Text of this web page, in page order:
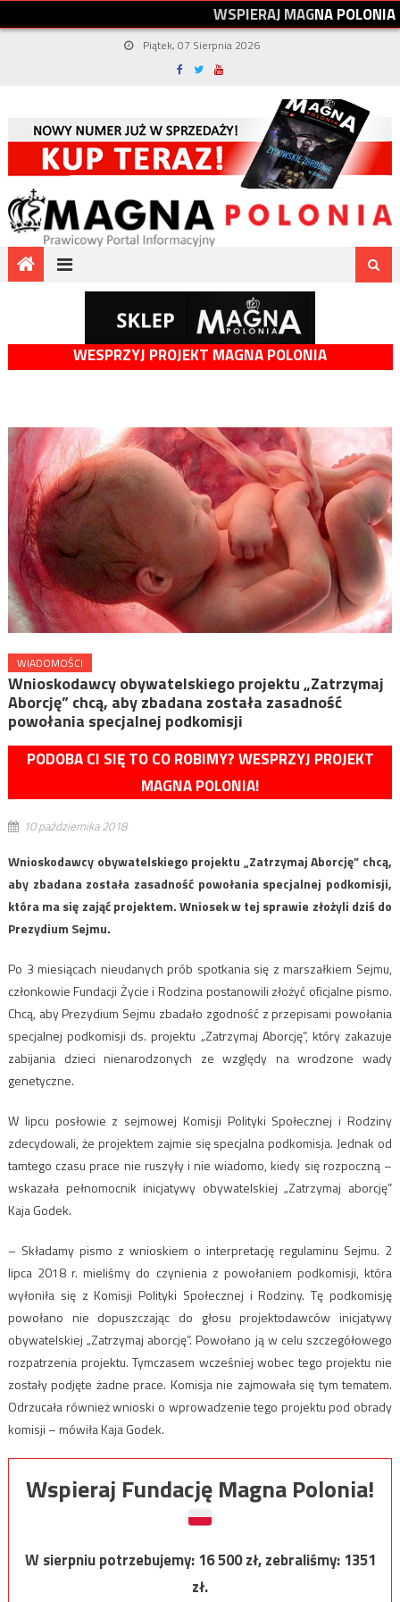
WSPIERAJMAGNAPOLONIA
Piątek, 07 Sierpnia 2026
WESPRZYJ PROJEKT MAGNA POLONIA
WIADOMOŚCI
Wnioskodawcy obywatelskiego projektu „Zatrzymaj
Aborcję” chcą, aby zbadana została zasadność
powołania specjalnej podkomisji
PODOBA CI SIĘ TO CO ROBIMY? WESPRZYJ PROJEKT
MAGNA POLONIA!
10 października 2018
Wnioskodawcy obywatelskiego projektu „Zatrzymaj Aborcję” chcą,
aby zbadana została zasadność powołania specjalnej podkomisji,
która ma się zająć projektem. Wniosek w tej sprawie złożyli dziś do
Prezydium Sejmu.
Po 3 miesiącach nieudanych prób spotkania się z marszałkiem Sejmu,
członkowie Fundacji Życie i Rodzina postanowili złożyć oficjalne pismo.
Chcą, aby Prezydium Sejmu zbadało zgodność z przepisami powołania
specjalnej podkomisji ds. projektu „Zatrzymaj Aborcję”, który zakazuje
zabijania dzieci nienarodzonych ze względy na wrodzone wady
genetyczne.
W lipcu posłowie z sejmowej Komisji Polityki Społecznej i Rodziny
zdecydowali, że projektem zajmie się specjalna podkomisja. Jednak od
tamtego czasu prace nie ruszyły i nie wiadomo, kiedy się rozpoczną –
wskazała pełnomocnik inicjatywy obywatelskiej „Zatrzymaj aborcję”
Kaja Godek.
– Składamy pismo z wnioskiem o interpretację regulaminu Sejmu. 2
lipca 2018 r. mieliśmy do czynienia z powołaniem podkomisji, która
wyłoniła się z Komisji Polityki Społecznej i Rodziny. Tę podkomisję
powołano nie dopuszczając do głosu projektodawców inicjatywy
obywatelskiej „Zatrzymaj aborcję”. Powołano ją w celu szczegółowego
rozpatrzenia projektu. Tymczasem wcześniej wobec tego projektu nie
zostały podjęte żadne prace. Komisja nie zajmowała się tym tematem.
Odrzucała również wnioski o wprowadzenie tego projektu pod obrady
komisji – mówiła Kaja Godek.
Wspieraj Fundację Magna Polonia!
W sierpniu potrzebujemy:16 500zł, zebraliśmy:1351
zł.